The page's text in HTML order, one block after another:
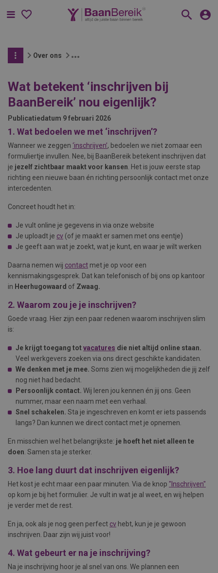
Menu
Over ons
Wat betekent ‘inschrijven bij
BaanBereik’ nou eigenlijk?
Publicatiedatum 9 februari 2026
1. Wat bedoelen we met ‘inschrijven’?
Wanneer we zeggen ‘inschrijven’, bedoelen we niet zomaar een
formuliertje invullen. Nee, bij BaanBereik betekent inschrijven dat
je jezelf zichtbaar maakt voor kansen . Het is jouw eerste stap
richting een nieuwe baan én richting persoonlijk contact met onze
intercedenten.
Concreet houdt het in:
Je vult online je gegevens in via onze website
Je uploadt je cv (of je maakt er samen met ons eentje)
Je geeft aan wat je zoekt, wat je kunt, en waar je wilt werken
Daarna nemen wij contact met je op voor een
kennismakingsgesprek. Dat kan telefonisch of bij ons op kantoor
in Heerhugowaard of Zwaag.
2. Waarom zou je je inschrijven?
Goede vraag. Hier zijn een paar redenen waarom inschrijven slim
is:
Je krijgt toegang tot vacatures die niet altijd online staan.
Veel werkgevers zoeken via ons direct geschikte kandidaten.
We denken met je mee. Soms zien wij mogelijkheden die jij zelf
nog niet had bedacht.
Persoonlijk contact. Wij leren jou kennen én jij ons. Geen
nummer, maar een naam met een verhaal.
Snel schakelen. Sta je ingeschreven en komt er iets passends
langs? Dan kunnen we direct contact met je opnemen.
En misschien wel het belangrijkste: je hoeft het niet alleen te
doen . Samen sta je sterker.
3. Hoe lang duurt dat inschrijven eigenlijk?
Het kost je echt maar een paar minuten. Via de knop "Inschrijven"
op kom je bij het formulier. Je vult in wat je al weet, en wij helpen
je verder met de rest.
En ja, ook als je nog geen perfect cv hebt, kun je je gewoon
inschrijven. Daar zijn wij juist voor!
4. Wat gebeurt er na je inschrijving?
Na je inschrijving hoor je al snel van ons. We plannen een